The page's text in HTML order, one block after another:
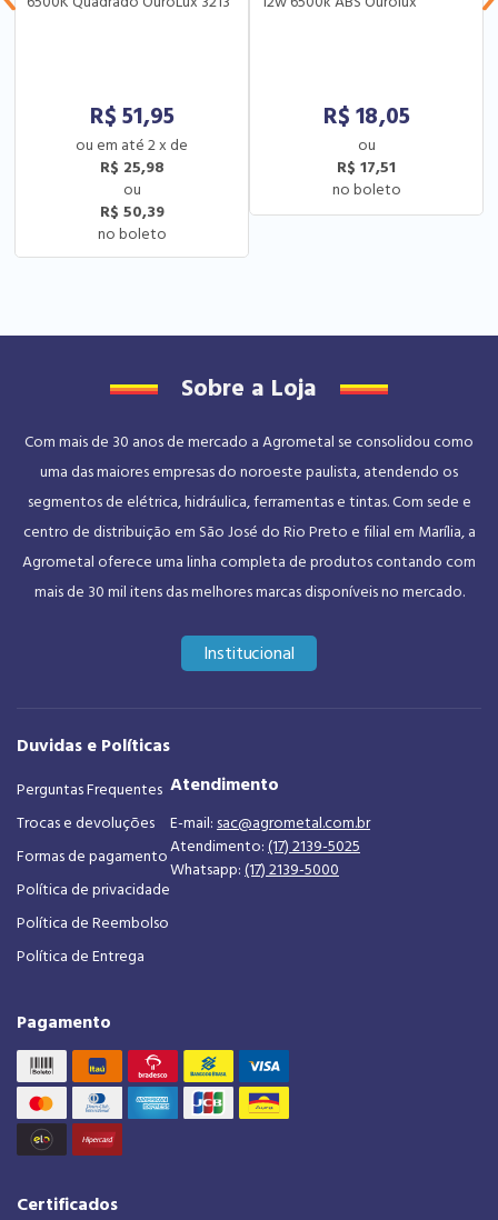
R$ 51,95
2x de
R$ 25,98
R$ 50,39
R$ 18,05
R$ 17,51
Sobre a Loja
Com mais de 30 anos de mercado a Agrometal se consolidou como
uma das maiores empresas do noroeste paulista, atendendo os
segmentos de elétrica, hidráulica, ferramentas e tintas. Com sede e
centro de distribuição em São José do Rio Preto e filial em Marília, a
Agrometal oferece uma linha completa de produtos contando com
mais de 30 mil itens das melhores marcas disponíveis no mercado.
Institucional
Duvidas e Políticas
Perguntas Frequentes
Trocas e devoluções
Formas de pagamento
Política de privacidade
Política de Reembolso
Política de Entrega
Atendimento
E-mail: sac@agrometal.com.br
Atendimento: (17) 2139-5025
Whatsapp: (17) 2139-5000
Pagamento
Certificados